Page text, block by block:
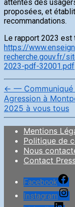
attentes des
proposées, et
recommandations.
Le rapport 2023 est
https://
recherche.gouv.fr/
2023-pdf-32001.pdf
← —
Agression à
2025 à vous tous
Mentions
Politique de
Nous
Contact
Facebook
Instagram